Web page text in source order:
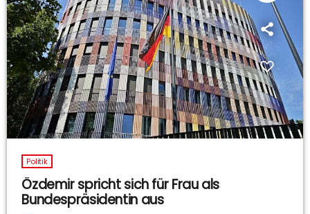
Politik
Özdemir spricht sich für Frau als
Bundespräsidentin aus